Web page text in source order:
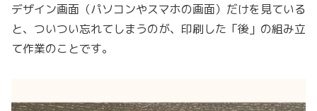
デザイン画面（パソコンやスマホの画面）だけを見ている
と、ついつい忘れてしまうのが、印刷した「後」の組み立
て作業のことです。